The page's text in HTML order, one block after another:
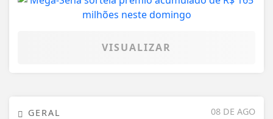
VISUALIZAR
08 DE AGO
GERAL